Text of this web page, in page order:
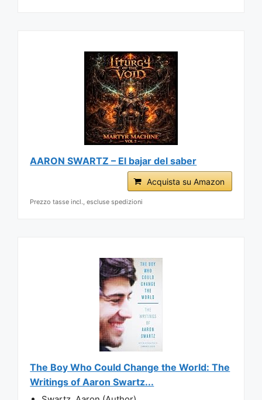
AARON SWARTZ – El bajar del saber
Acquista su Amazon
Prezzo tasse incl., escluse spedizioni
The Boy Who Could Change the World: The
Writings of Aaron Swartz...